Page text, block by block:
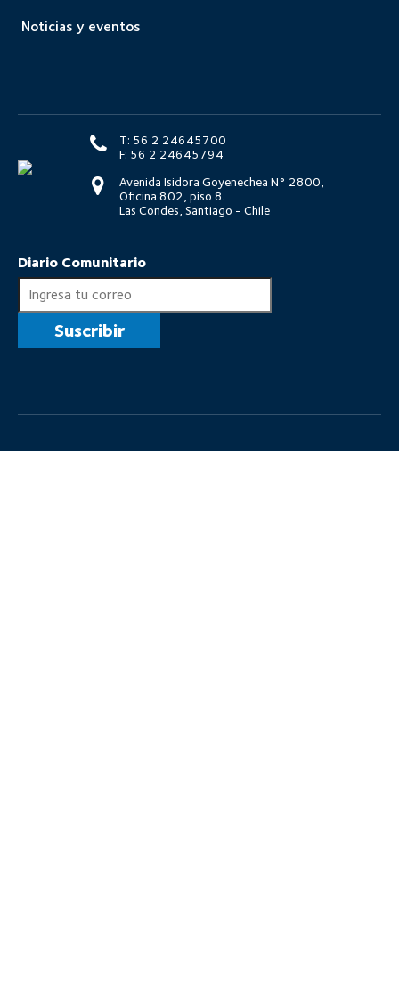
Noticias y eventos
T: 56 2 24645700
F: 56 2 24645794
Avenida Isidora Goyenechea N° 2800,
Oficina 802, piso 8.
Las Condes, Santiago - Chile
Diario Comunitario